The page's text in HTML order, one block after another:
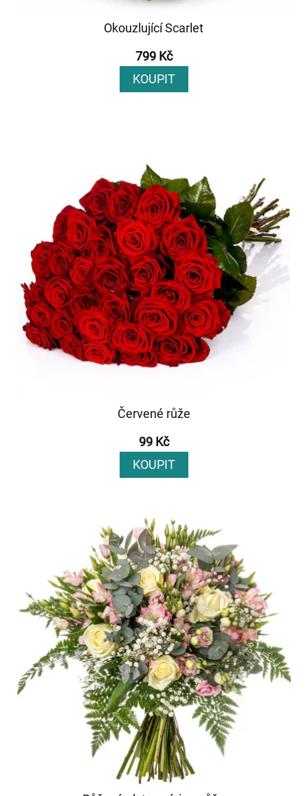
Okouzlující Scarlet
799 Kč
KOUPIT
Červené růže
99 Kč
KOUPIT